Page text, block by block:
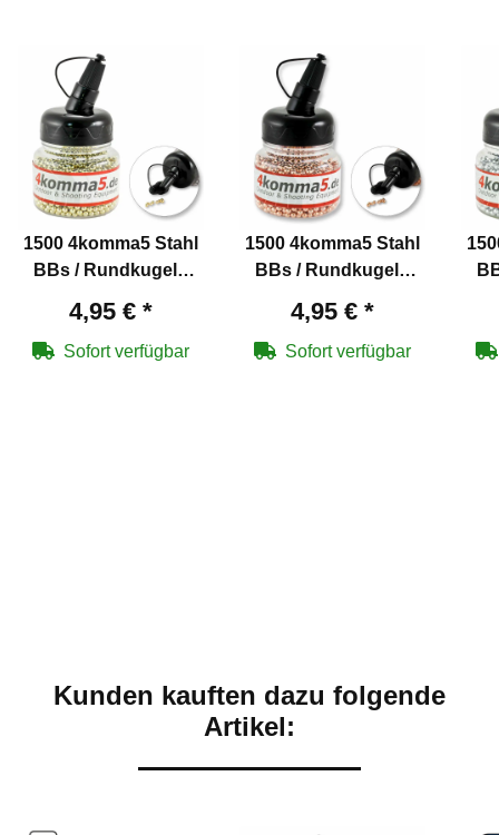
1500 4komma5 Stahl
BBs / Rundkugeln
Messing überzogen
für Co2-Waffen
4,95 € *
Sofort verfügbar
1500 4komma5 Stahl
BBs / Rundkugeln
verkupfert für Co2-
Waffen
4,95 € *
Sofort verfügbar
Kunden kauften dazu folgende
Artikel: